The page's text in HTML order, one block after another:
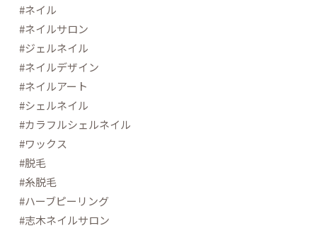
#ネイル
#ネイルサロン
#ジェルネイル
#ネイルデザイン
#ネイルアート
#シェルネイル
#カラフルシェルネイル
#ワックス
#脱毛
#糸脱毛
#ハーブピーリング
#志木ネイルサロン